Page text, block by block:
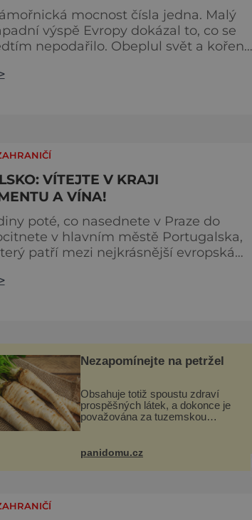
mocnost čísla jedna. Malý
výspě Evropy dokázal to, co se
nepodařilo. Obeplul svět a kořeny
silný portugalský duch tak ucítíte
VÍTEJTE V KRAJI
A VÍNA!
poté, co nasednete v Praze do
v hlavním městě Portugalska,
patří mezi nejkrásnější evropská
v roce, není nic jednoduššího než
Nezapomínejte na petržel
Obsahuje totiž spoustu zdraví
prospěšných látek, a dokonce je
považována za tuzemskou
B1, B2, B3, B6, provitamin A, vitamin
E a
panidomu.cz